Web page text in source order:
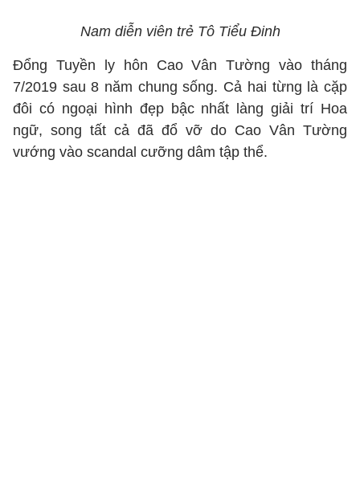
Nam diễn viên trẻ Tô Tiểu Đinh
Đổng Tuyền ly hôn Cao Vân Tường vào tháng
7/2019 sau 8 năm chung sống. Cả hai từng là cặp
đôi có ngoại hình đẹp bậc nhất làng giải trí Hoa
ngữ, song tất cả đã đổ vỡ do Cao Vân Tường
vướng vào scandal cưỡng dâm tập thể.